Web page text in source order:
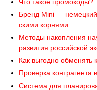
Что такое промокоды?
Бренд Mini —
скими корнями
Методы накопления
развития российской
Как выгодно обменять
Проверка контрагента
Система для